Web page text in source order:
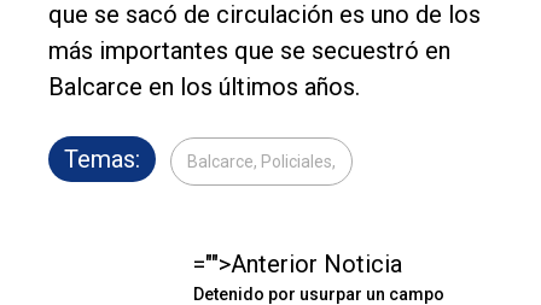
que se sacó de circulación es uno de los
más importantes que se secuestró en
Balcarce en los últimos años.
Temas: Balcarce, Policiales,
="">Anterior Noticia
Detenido por usurpar un campo